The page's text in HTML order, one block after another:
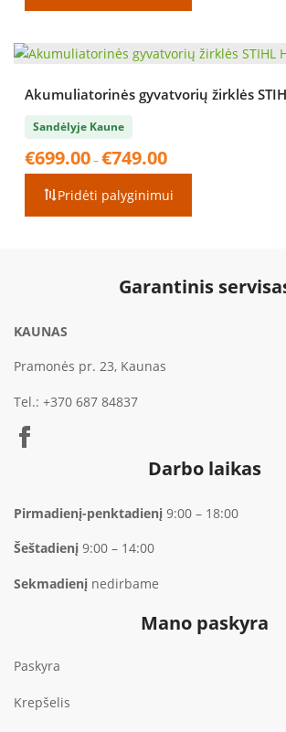
Akumuliatorinės gyvatvorių žirklės
Sandėlyje Kaune
€699.00–€749.00
€699.00
through
Pridėti palyginimui
Garantinis
KAUNAS
Pramonės pr. 23, Kaunas
Tel.: +370 687 84837
Darbo laikas
Pirmadienį-penktadienį 9:00 – 18:00
Šeštadienį 9:00 – 14:00
Sekmadienį nedirbame
Mano paskyra
Paskyra
Krepšelis